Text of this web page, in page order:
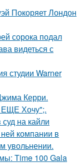
Покоряет Лондон
сорока подал
видеться с
студии Warner
Керри.
ЕЩЕ Хочу";.
на кайли
компании в
увольнении.
Time 100 Gala